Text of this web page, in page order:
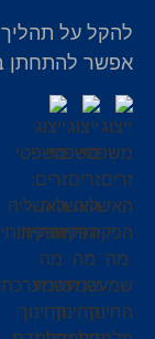
להקל על תהליך
אפשר להתחתן